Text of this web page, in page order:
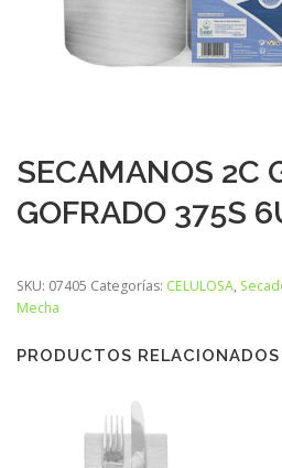
SECAMANOS 2C
GOFRADO 375S
SKU: 07405 Categorías: CELULOSA,
Mecha
PRODUCTOS RELACIONADOS